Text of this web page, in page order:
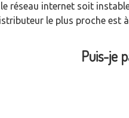
réseau internet soit
le plus proche est
Puis-je